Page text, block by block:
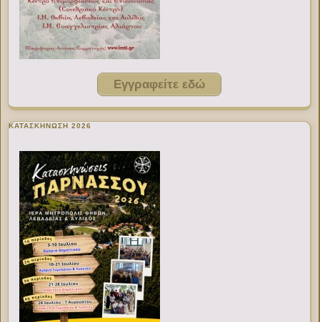
Εγγραφείτε εδώ
ΚΑΤΑΣΚΗΝΩΣΗ 2026